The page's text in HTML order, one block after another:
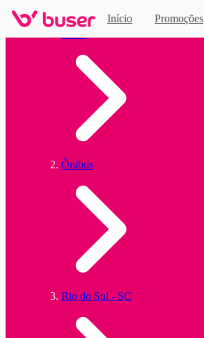
Início Promoções
Ônibus
Rio do Sul - SC
0 horários